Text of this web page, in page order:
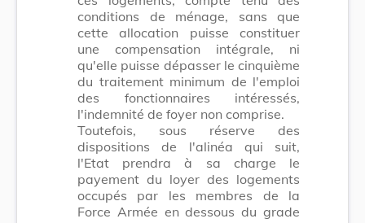
conditions de ménage, sans que
cette allocation puisse constituer
une compensation intégrale, ni
qu'elle puisse dépasser le cinquième
du traitement minimum de l'emploi
des fonctionnaires intéressés,
l'indemnité de foyer non comprise.
Toutefois, sous réserve des
dispositions de l'alinéa qui suit,
l'Etat prendra à sa charge le
payement du loyer des logements
occupés par les membres de la
Force Armée en dessous du grade